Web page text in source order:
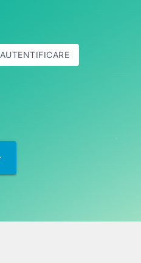
AUTENTIFICARE